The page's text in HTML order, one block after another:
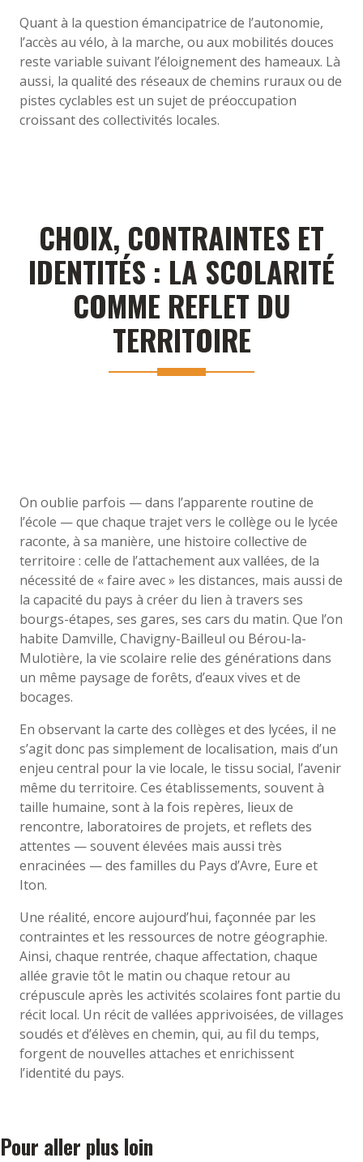
Quant à la question émancipatrice de l’autonomie,
l’accès au vélo, à la marche, ou aux mobilités douces
reste variable suivant l’éloignement des hameaux. Là
aussi, la qualité des réseaux de chemins ruraux ou de
pistes cyclables est un sujet de préoccupation
croissant des collectivités locales.
CHOIX, CONTRAINTES ET
IDENTITÉS : LA SCOLARITÉ
COMME REFLET DU
TERRITOIRE
On oublie parfois — dans l’apparente routine de
l’école — que chaque trajet vers le collège ou le lycée
raconte, à sa manière, une histoire collective de
territoire : celle de l’attachement aux vallées, de la
nécessité de « faire avec » les distances, mais aussi de
la capacité du pays à créer du lien à travers ses
bourgs-étapes, ses gares, ses cars du matin. Que l’on
habite Damville, Chavigny-Bailleul ou Bérou-la-
Mulotière, la vie scolaire relie des générations dans
un même paysage de forêts, d’eaux vives et de
bocages.
En observant la carte des collèges et des lycées, il ne
s’agit donc pas simplement de localisation, mais d’un
enjeu central pour la vie locale, le tissu social, l’avenir
même du territoire. Ces établissements, souvent à
taille humaine, sont à la fois repères, lieux de
rencontre, laboratoires de projets, et reflets des
attentes — souvent élevées mais aussi très
enracinées — des familles du Pays d’Avre, Eure et
Iton.
Une réalité, encore aujourd’hui, façonnée par les
contraintes et les ressources de notre géographie.
Ainsi, chaque rentrée, chaque affectation, chaque
allée gravie tôt le matin ou chaque retour au
crépuscule après les activités scolaires font partie du
récit local. Un récit de vallées apprivoisées, de villages
soudés et d’élèves en chemin, qui, au fil du temps,
forgent de nouvelles attaches et enrichissent
l’identité du pays.
Pour aller plus loin